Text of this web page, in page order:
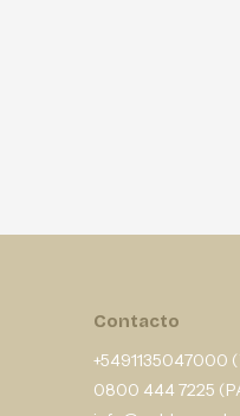
Contacto
+5491135047000
0800 444 7225